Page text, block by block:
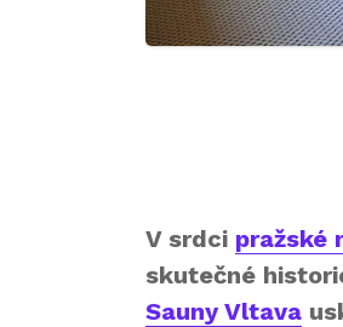
V srdci pražské
skutečné
Sauny Vltava